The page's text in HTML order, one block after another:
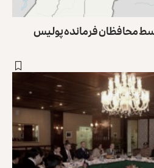
محافظان فرمانده پولیس